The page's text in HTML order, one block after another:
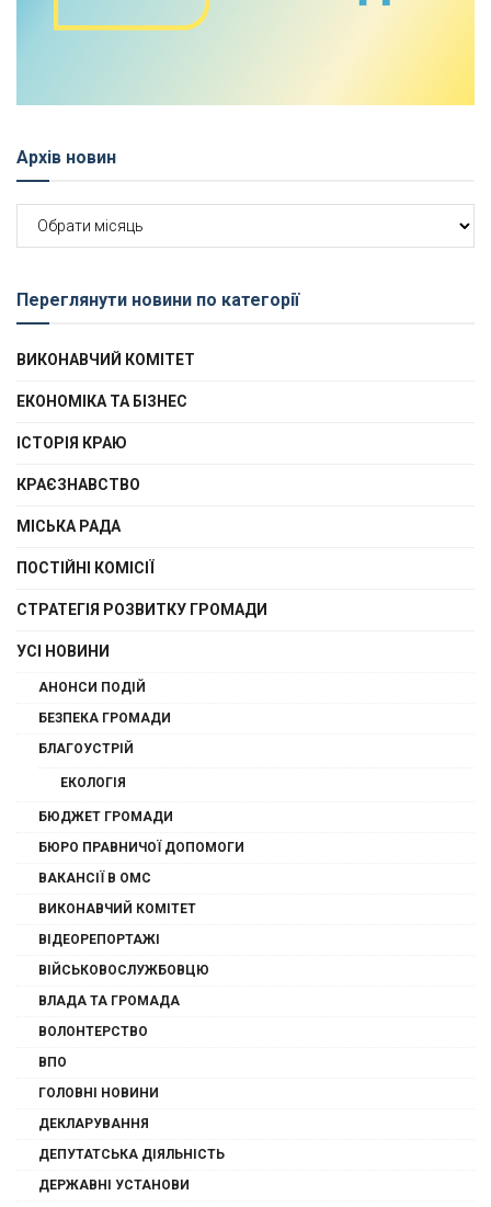
Архів новин
новин
Переглянути новини по категорії
ВИКОНАВЧИЙ КОМІТЕТ
ЕКОНОМІКА ТА БІЗНЕС
ІСТОРІЯ КРАЮ
КРАЄЗНАВСТВО
МІСЬКА РАДА
ПОСТІЙНІ КОМІСІЇ
СТРАТЕГІЯ РОЗВИТКУ ГРОМАДИ
УСІ НОВИНИ
АНОНСИ ПОДІЙ
БЕЗПЕКА ГРОМАДИ
БЛАГОУСТРІЙ
ЕКОЛОГІЯ
БЮДЖЕТ ГРОМАДИ
БЮРО ПРАВНИЧОЇ ДОПОМОГИ
ВАКАНСІЇ В ОМС
ВИКОНАВЧИЙ КОМІТЕТ
ВІДЕОРЕПОРТАЖІ
ВІЙСЬКОВОСЛУЖБОВЦЮ
ВЛАДА ТА ГРОМАДА
ВОЛОНТЕРСТВО
ВПО
ГОЛОВНІ НОВИНИ
ДЕКЛАРУВАННЯ
ДЕПУТАТСЬКА ДІЯЛЬНІСТЬ
ДЕРЖАВНІ УСТАНОВИ